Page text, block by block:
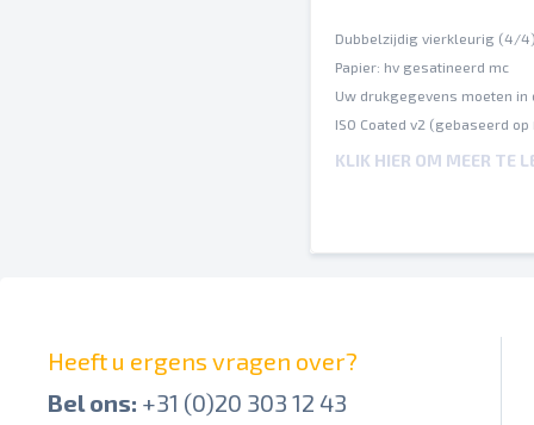
Dubbelzijdig vierkleurig (4/
Papier: hv gesatineerd mc
Uw drukgegevens moeten in
ISO Coated v2 (gebaseerd op
Een inktbezetting van
Afbrekingen en hun posities
KLIK HIER OM MEER TE
Heeft u ergens vragen over?
Bel ons: +31 (0)20 303 12 43